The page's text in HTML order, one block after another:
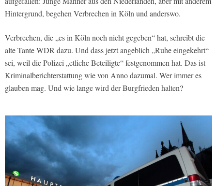
Hintergrund, begehen Verbrechen in Köln und anderswo.
Verbrechen, die „es in Köln noch nicht gegeben“ hat, schreibt die
alte Tante WDR dazu. Und dass jetzt angeblich „Ruhe eingekehrt“
sei, weil die Polizei „etliche Beteiligte“ festgenommen hat. Das ist
Kriminalberichterstattung wie von Anno dazumal. Wer immer es
glauben mag. Und wie lange wird der Burgfrieden halten?